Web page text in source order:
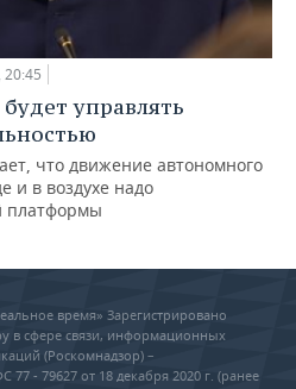
управлять
что движение автономного
и в воздухе надо
платформы
время» Зарегистрировано
в сфере связи, информационных
(Роскомнадзор) –
- 79627 от 18 декабря 2020 г. (ранее